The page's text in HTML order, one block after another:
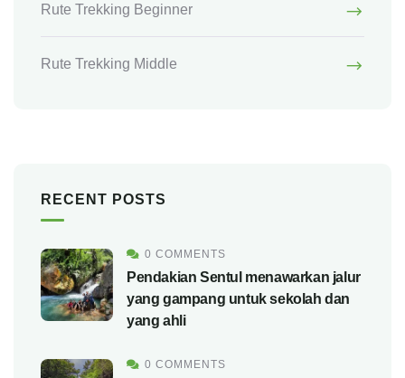
Rute Trekking Beginner
Rute Trekking Middle
RECENT POSTS
0 COMMENTS
Pendakian Sentul menawarkan jalur
yang gampang untuk sekolah dan
yang ahli
0 COMMENTS